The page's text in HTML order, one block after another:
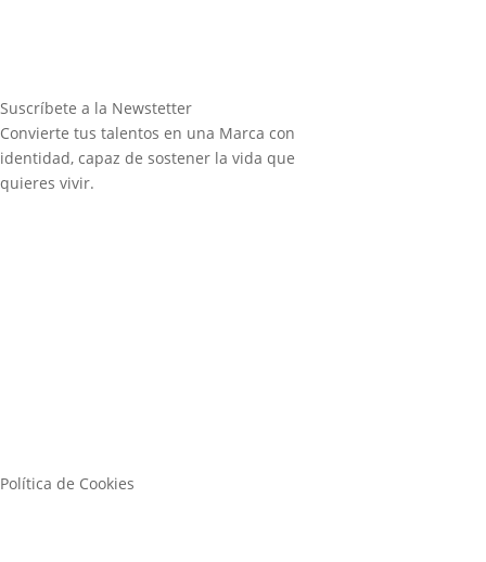
Suscríbete a la Newstetter
Convierte tus talentos en una Marca con
identidad, capaz de sostener la vida que
quieres vivir.
Política de Cookies